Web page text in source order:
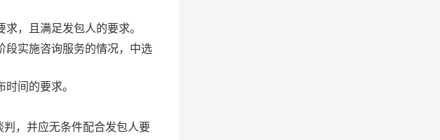
求，且满足发包人的要求。
段实施咨询服务的情况，中选
间的要求。
，并应无条件配合发包人要